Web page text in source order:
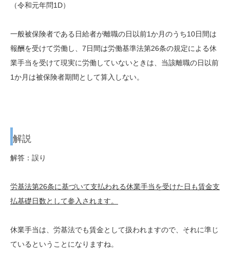
（令和元年問1D）
一般被保険者である日給者が離職の日以前1か月のうち10日間は
報酬を受けて労働し、7日間は労働基準法第26条の規定による休
業手当を受けて現実に労働していないときは、当該離職の日以前
1か月は被保険者期間として算入しない。
解説
解答：誤り
労基法第26条に基づいて支払われる休業手当を受けた日も賃金支
払基礎日数として参入されます。
休業手当は、労基法でも賃金として扱われますので、それに準じ
ているということになりますね。